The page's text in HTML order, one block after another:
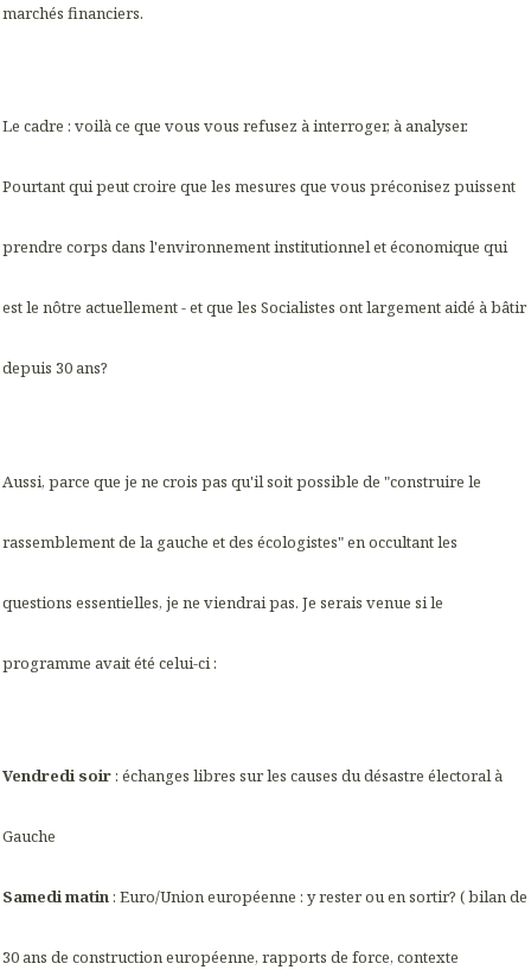
marchés financiers.
Le cadre : voilà ce que vous vous refusez à interroger, à analyser.
Pourtant qui peut croire que les mesures que vous préconisez puissent
prendre corps dans l'environnement institutionnel et économique qui
est le nôtre actuellement - et que les Socialistes ont largement aidé à bâtir
depuis 30 ans?
Aussi, parce que je ne crois pas qu'il soit possible de "construire le
rassemblement de la gauche et des écologistes" en occultant les
questions essentielles, je ne viendrai pas. Je serais venue si le
programme avait été celui-ci :
Vendredi soir: échanges libres sur les causes du désastre électoral à
Gauche
Samedi matin: Euro/Union européenne : y rester ou en sortir? ( bilan de
30 ans de construction européenne, rapports de force, contexte